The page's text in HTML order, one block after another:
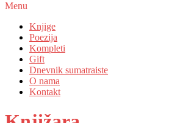
Menu
Knjige
Poezija
Kompleti
Gift
Dnevnik sumatraiste
O nama
Kontakt